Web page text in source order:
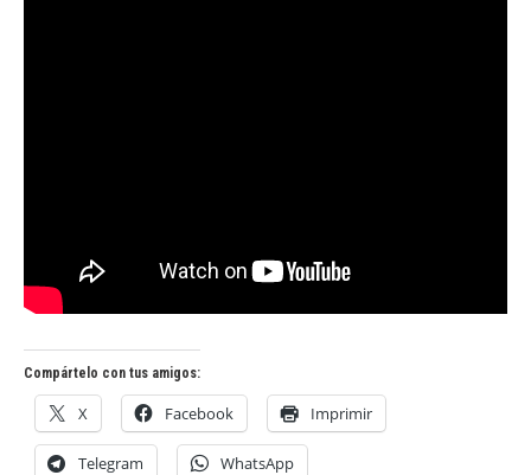
Compártelo con tus amigos:
X Facebook Imprimir
Telegram WhatsApp